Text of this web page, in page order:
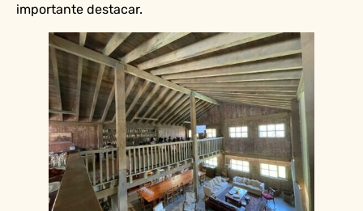
importante destacar.